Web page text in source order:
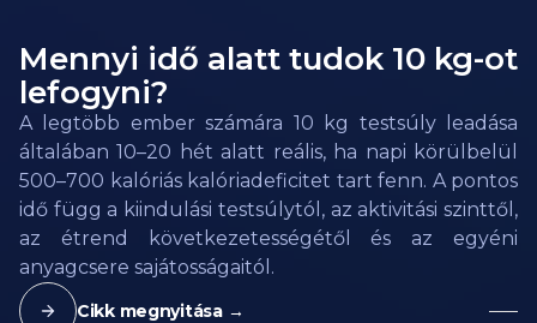
Mennyi idő alatt tudok 10 kg-ot
lefogyni?
A legtöbb ember számára 10 kg testsúly leadása
általában 10–20 hét alatt reális, ha napi körülbelül
500–700 kalóriás kalóriadeficitet tart fenn. A pontos
idő függ a kiindulási testsúlytól, az aktivitási szinttől,
az étrend következetességétől és az egyéni
anyagcsere sajátosságaitól.
Cikk megnyitása →